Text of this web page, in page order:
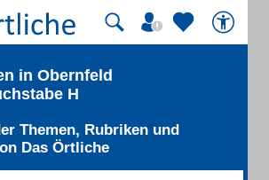
in Obernfeld
H
Themen, Rubriken und
Das Örtliche